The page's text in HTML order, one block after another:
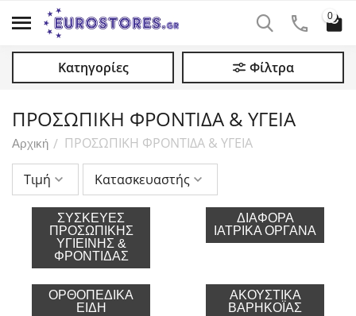
0
Κατηγορίες Φίλτρα
ΠΡΟΣΩΠΙΚΗ ΦΡΟΝΤΙΔΑ & ΥΓΕΙΑ
Αρχική / ΠΡΟΣΩΠΙΚΗ ΦΡΟΝΤΙΔΑ & ΥΓΕΙΑ
Τιμή Κατασκευαστής
ΣΥΣΚΕΥΈΣ
ΠΡΟΣΩΠΙΚΉΣ
ΥΓΙΕΙΝΉΣ &
ΦΡΟΝΤΊΔΑΣ
ΔΙΆΦΟΡΑ
ΙΑΤΡΙΚΆ ΌΡΓΑΝΑ
ΟΡΘΟΠΕΔΙΚΆ
ΕΊΔΗ
ΑΚΟΥΣΤΙΚΆ
ΒΑΡΗΚΟΪ́ΑΣ